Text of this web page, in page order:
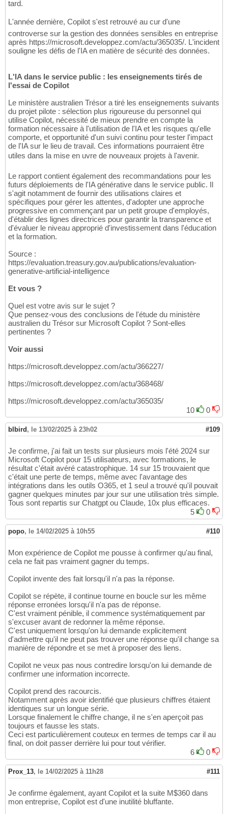
tard.
L'année dernière, Copilot s'est retrouvé au cur d'une
controverse sur la gestion des données sensibles en entreprise
après https://microsoft.developpez.com/actu/365035/. L'incident
souligne les défis de l'IA en matière de sécurité des données.
L'IA dans le service public : les enseignements tirés de
l'essai de Copilot
Le ministère australien Trésor a tiré les enseignements suivants
du projet pilote : sélection plus rigoureuse du personnel qui
utilise Copilot, nécessité de mieux prendre en compte la
formation nécessaire à l'utilisation de l'IA et les risques qu'elle
comporte, et opportunité d'un suivi continu pour tester l'impact
de l'IA sur le lieu de travail. Ces informations pourraient être
utiles dans la mise en uvre de nouveaux projets à l'avenir.
Le rapport contient également des recommandations pour les
futurs déploiements de l'IA générative dans le service public. Il
s'agit notamment de fournir des utilisations claires et
spécifiques pour gérer les attentes, d'adopter une approche
progressive en commençant par un petit groupe d'employés,
d'établir des lignes directrices pour garantir la transparence et
d'évaluer le niveau approprié d'investissement dans l'éducation
et la formation.
Source :
https://evaluation.treasury.gov.au/publications/evaluation-
generative-artificial-intelligence
Et vous ?
Quel est votre avis sur le sujet ?
Que pensez-vous des conclusions de l'étude du ministère
australien du Trésor sur Microsoft Copilot ? Sont-elles
pertinentes ?
Voir aussi
https://microsoft.developpez.com/actu/366227/
https://microsoft.developpez.com/actu/368468/
https://microsoft.developpez.com/actu/365035/
10
0
blbird , le 13/02/2025 à 23h02 #109
Je confirme, j'ai fait un tests sur plusieurs mois l'été 2024 sur
Microsoft Copilot pour 15 utilisateurs, avec formations, le
résultat c'était avéré catastrophique. 14 sur 15 trouvaient que
c'était une perte de temps, même avec l'avantage des
intégrations dans les outils O365, et 1 seul a trouvé qu'il pouvait
gagner quelques minutes par jour sur une utilisation très simple.
Tous sont repartis sur Chatgpt ou Claude, 10x plus efficaces.
5
0
popo, le 14/02/2025 à 10h55 #110
Mon expérience de Copilot me pousse à confirmer qu'au final,
cela ne fait pas vraiment gagner du temps.
Copilot invente des fait lorsqu'il n'a pas la réponse.
Copilot se répète, il continue tourne en boucle sur les même
réponse erronées lorsqu'il n'a pas de réponse.
C'est vraiment pénible, il commence systématiquement par
s'excuser avant de redonner la même réponse.
C'est uniquement lorsqu'on lui demande explicitement
d'admettre qu'il ne peut pas trouver une réponse qu'il change sa
manière de répondre et se met à proposer des liens.
Copilot ne veux pas nous contredire lorsqu'on lui demande de
confirmer une information incorrecte.
Copilot prend des racourcis.
Notamment après avoir identifié que plusieurs chiffres étaient
identiques sur un longue série.
Lorsque finalement le chiffre change, il ne s'en aperçoit pas
toujours et fausse les stats.
Ceci est particulièrement couteux en termes de temps car il au
final, on doit passer derrière lui pour tout vérifier.
6
0
Prox_13, le 14/02/2025 à 11h28 #111
Je confirme également, ayant Copilot et la suite M$360 dans
mon entreprise, Copilot est d'une inutilité bluffante.